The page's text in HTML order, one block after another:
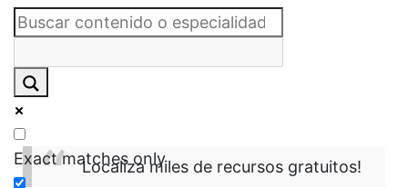
Exact matches only
Localiza miles de recursos gratuitos!